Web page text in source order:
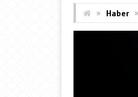
» Haber »